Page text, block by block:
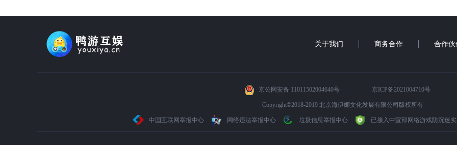
关于我们 商务合作 合作伙
京公网安备 11011502004640号 京ICP备2021004710号
Copyright©2018-2019 北京海伊娜文化发展有限公司版权所有
中国互联网举报中心 网络违法举报中心 垃圾信息举报中心 已接入中宣部网络游戏防沉迷